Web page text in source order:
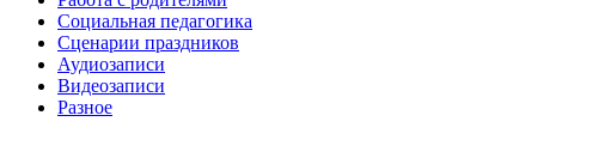
Социальная педагогика
Сценарии праздников
Аудиозаписи
Видеозаписи
Разное